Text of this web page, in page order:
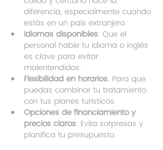
diferencia, especialmente cuando
estás en un país extranjero.
Idiomas disponibles: Que el
personal hable tu idioma o inglés
es clave para evitar
malentendidos.
Flexibilidad en horarios: Para que
puedas combinar tu tratamiento
con tus planes turísticos.
Opciones de financiamiento y
precios claros: Evita sorpresas y
planifica tu presupuesto.